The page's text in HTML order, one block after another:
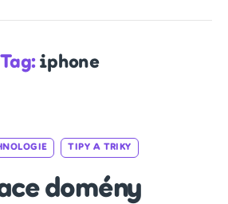
Tag: iphone
Categories
TIPY A TRIKY
domény